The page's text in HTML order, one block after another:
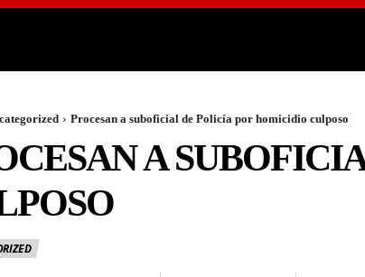
Procesan a suboficial de Policía por homicidio culposo
A